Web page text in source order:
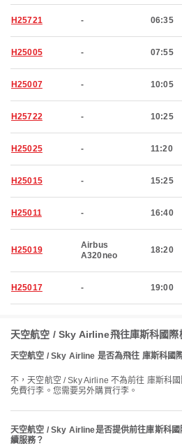
H25721 - 06:35
H25005 - 07:55
H25007 - 10:05
H25722 - 10:25
H25025 - 11:20
H25015 - 15:25
H25011 - 16:40
H25019
Airbus
A320neo
18:20
H25017 - 19:00
天空航空 / Sky Airline飛往庫斯科國際
天空航空 / Sky Airline 是否為飛往 庫斯科國
不，天空航空 / Sky Airline 不為前往 庫斯科國際機場 的 國內 & 國際 航班提供
免費行李。您需要另外購買行李。
天空航空 / Sky Airline是否提供前往庫斯科
續服務？